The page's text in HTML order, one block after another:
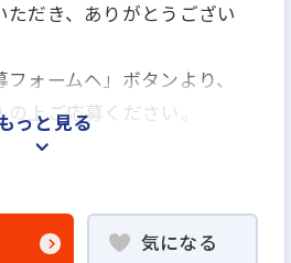
ただき、ありがとうござい
ォームヘ」ボタンより、
上ご応募ください。
」よりエントリー
っと見る
気になる